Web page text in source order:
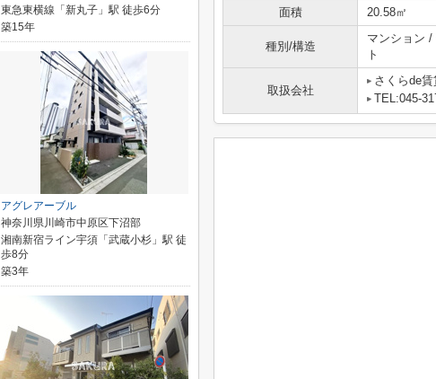
面積
20.58㎡
種別/構造
マンション /
ト
取扱会社
さくらde
TEL:045-
東急東横線「新丸子」駅 徒歩6分
築15年
アグレアーブル
神奈川県川崎市中原区下沼部
湘南新宿ライン宇須「武蔵小杉」駅 徒
歩8分
築3年